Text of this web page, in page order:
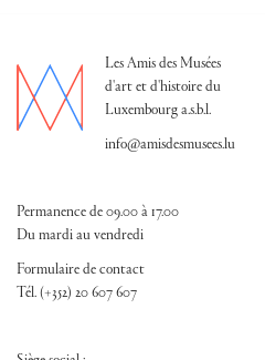
Les Amis des Musées
d'art et d'histoire du
Luxembourg a.s.b.l.
info@amisdesmusees.lu
Permanence de 09.00 à 17.00
Du mardi au vendredi
Formulaire de contact
Tél. (+352) 20 607 607